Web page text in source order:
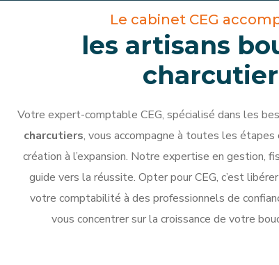
Le cabinet CEG
les artisans
charcutier
Votre expert-comptable CEG, spécialisé dans les
charcutiers, vous accompagne à toutes les
création à l’expansion. Notre expertise en gestion,
guide vers la réussite. Opter pour CEG, c’est
votre comptabilité à des professionnels de
vous concentrer sur la croissance de votre